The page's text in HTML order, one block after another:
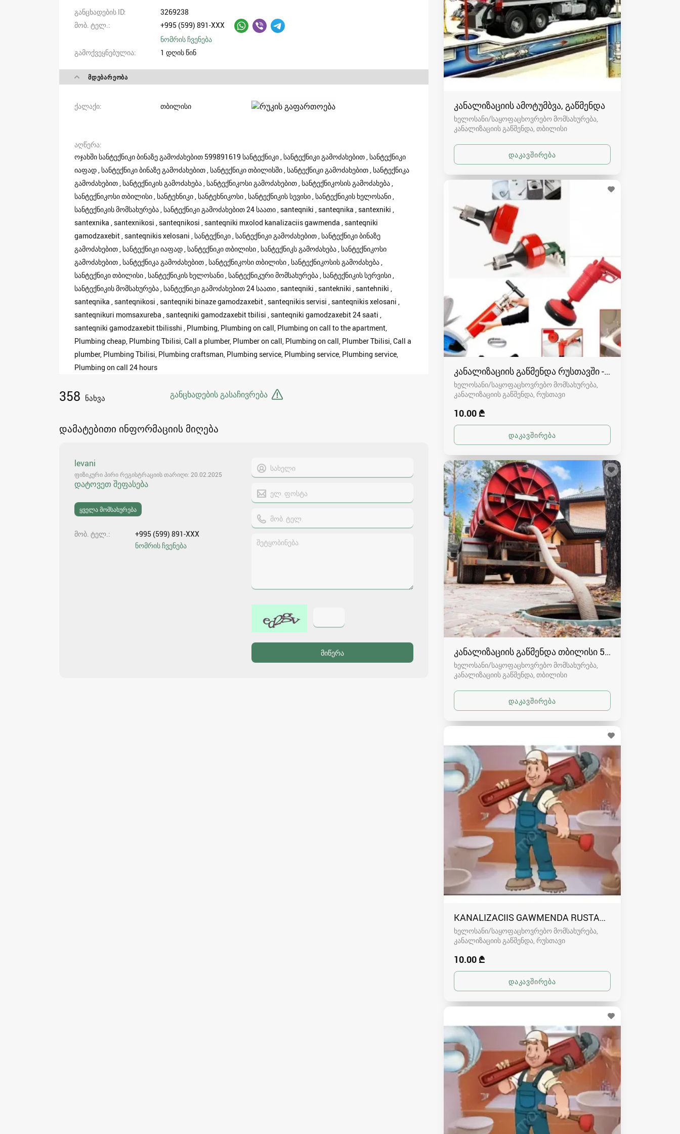
კანალიზაციის ამოტუმბვა, გაწმენდა
ხელოსანი/საყოფაცხოვრებო მომსახურება,
კანალიზაციის გაწმენდა თბილისი
კანალიზაციის გაწმენდა რუსთავში - 591004680
ხელოსანი/საყოფაცხოვრებო მომსახურება,
კანალიზაციის გაწმენდა რუსთავი
10.00 ₾
კანალიზაციის გაწმენდა თბილისი 557554000
ხელოსანი/საყოფაცხოვრებო მომსახურება,
კანალიზაციის გაწმენდა თბილისი
KANALIZACIIS GAWMENDA RUSTAVSHI - 591004680
ხელოსანი/საყოფაცხოვრებო მომსახურება,
კანალიზაციის გაწმენდა რუსთავი
10.00 ₾
განცხადების ID
3269238
მობ. ტელ.
+995 (599) 891-XXX
ნომრის ჩვენება
გამოქვეყნებულია
1 დღის წინ
ᲛᲓᲔᲑᲐᲠᲔᲝᲑᲐ
ქალაქი თბილისი
აღწერა
ოჯახში სანტექნიკი ბინაზე გამოძახებით 599891619 სანტექნიკი , სანტექნიკი გამოძახებით , სანტექნიკი
იაფად , სანტექნიკი ბინაზე გამოძახებით , სანტექნიკი თბილისში , სანტექნიკი გამოძახებით , სანტექნიკა
გამოძახებით , სანტექნიკის გამოძახება , სანტექნიკოსი გამოძახებით , სანტექნიკოსის გამოძახება ,
სანტექნიკოსი თბილისი , სანტეხნიკი , სანტეხნიკოსი , სანტექნიკის სევისი , სანტექნიკის ხელოსანი ,
სანტექნიკის მომსახურება , სანტექნიკი გამოძახებით 24 საათი , santeqniki , santeqnika , santexniki ,
santexnika , santexnikosi , santeqnikosi , santeqniki mxolod kanalizaciis gawmenda , santeqniki
gamodzaxebit , santeqnikis xelosani , სანტექნიკი , სანტექნიკი გამოძახებით , სანტექნიკი ბინაზე
გამოძახებით , სანტექნიკი იაფად , სანტექნიკი თბილისი , სანტექნიკს გამოძახება , სანტექნიკოსი
გამოძახებით , სანტექნიკა გამოძახებით , სანტექნიკოსი თბილისი , სანტექნიკოსის გამოძახება ,
სანტექნიკი თბილისი , სანტექნიკის ხელოსანი , სანტექნიკური მომსახურება , სანტექნიკის სერვისი ,
სანტექნიკის მომსახურება , სანტექნიკი გამოძახებით 24 საათი , santeqniki , santekniki , santehniki ,
santeqnika , santeqnikosi , santeqniki binaze gamodzaxebit , santeqnikis servisi , santeqnikis xelosani ,
santeqnikuri momsaxureba , santeqniki gamodzaxebit tbilisi , santeqniki gamodzaxebit 24 saati ,
santeqniki gamodzaxebit tbilisshi , Plumbing, Plumbing on call, Plumbing on call to the apartment,
Plumbing cheap, Plumbing Tbilisi, Call a plumber, Plumber on call, Plumbing on call, Plumber Tbilisi, Call a
plumber, Plumbing Tbilisi, Plumbing craftsman, Plumbing service, Plumbing service, Plumbing service,
Plumbing on call 24 hours
განცხადების გასაჩივრება
358 ნახვა
დამატებითი ინფორმაციის მიღება
levani
ფიზიკური პირი რეგისტრაციის თარიღი: 20.02.2025
დატოვეთ შეფასება
ყველა მომსახურება
მობ. ტელ.
+995 (599) 891-XXX
ნომრის ჩვენება